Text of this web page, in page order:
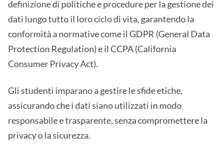
definizione di politiche e procedure per la gestione dei
dati lungo tutto il loro ciclo di vita, garantendo la
conformità a normative come il GDPR (General Data
Protection Regulation) e il CCPA (California
Consumer Privacy Act).
Gli studenti imparano a gestire le sfide etiche,
assicurando che i dati siano utilizzati in modo
responsabile e trasparente, senza compromettere la
privacy o la sicurezza.